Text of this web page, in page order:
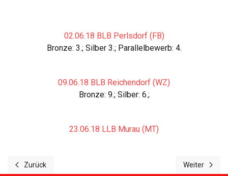
02.06.18 BLB Perlsdorf (FB)
Bronze: 3.; Silber 3.; Parallelbewerb: 4.
09.06.18 BLB Reichendorf (WZ)
Bronze: 9.; Silber: 6.;
23.06.18 LLB Murau (MT)
Vorheriger Beitrag: Saison 2019
Zurück Nächster
Weiter